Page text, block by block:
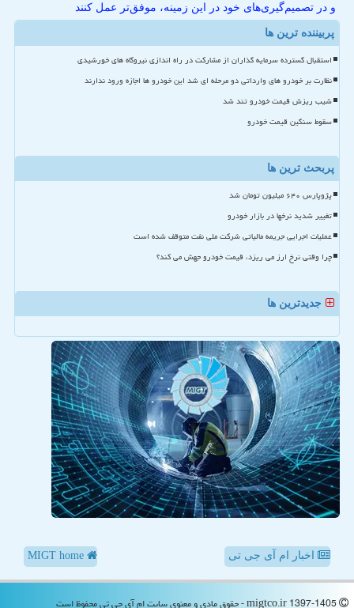
و در تصمیم‌گیری‌های خود در این زمینه، موفق‌تر عمل کنند
پربیننده ترین ها
استقبال گسترده سرمایه گذاران از مشارکت در راه اندازی نیروگاه های خورشیدی
نظارت بر خودرو های وارداتی دو مرحله ای شد این خودرو ها اجازه ورود ندارند
شیب ریزش قیمت خودرو تند شد
سقوط سنگین قیمت خودرو
پربحث ترین ها
پژوپارس ۶۴۰ میلیون تومان شد
تغییر شدید نرخها در بازار خودرو
عملیات اجرایی جریمه مالیاتی شرکت ملی نفت متوقف شده است
چرا وقتی نرخ ارز می ریزد، قیمت خودرو جهش می کند؟
جدیدترین ها
اخبار ام آی جی تی